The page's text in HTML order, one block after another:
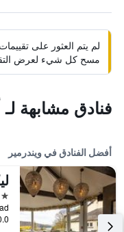
لم يتم العثور على
مسح كل شيء لعرض
فنادق مشابهة لـ
أفضل الفنادق في ويندرمير
5 نجوم
0.0 كيلومتر عن